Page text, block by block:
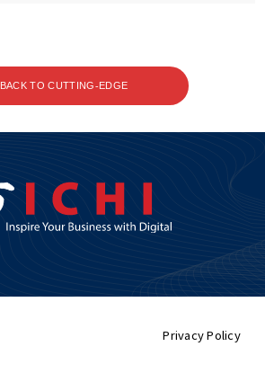
BACK TO CUTTING-EDGE
Privacy Policy